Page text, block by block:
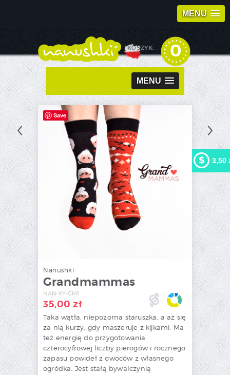
MENU
KOSZYK: 0
MENU
Save
Nanushki
Grandmammas
NAN-XY-GM1
35,00 zł
Taka wątła, niepozorna staruszka, a aż się
za nią kurzy, gdy maszeruje z kijkami. Ma
też energię do przygotowania
czterocyfrowej liczby pierogów i rocznego
zapasu powideł z owoców z własnego
ogródka. Jest stałą bywalczynią
3,50
Kupując ten produkt możesz
otrzymać3,50 zł
programie lojalnościowym.
Twój koszyk wyniesie
zł, które będzie można
zamienić na kupon
rabatowy.